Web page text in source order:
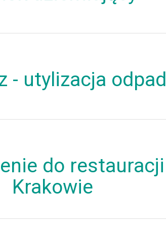
- utylizacja
do
Krakowie